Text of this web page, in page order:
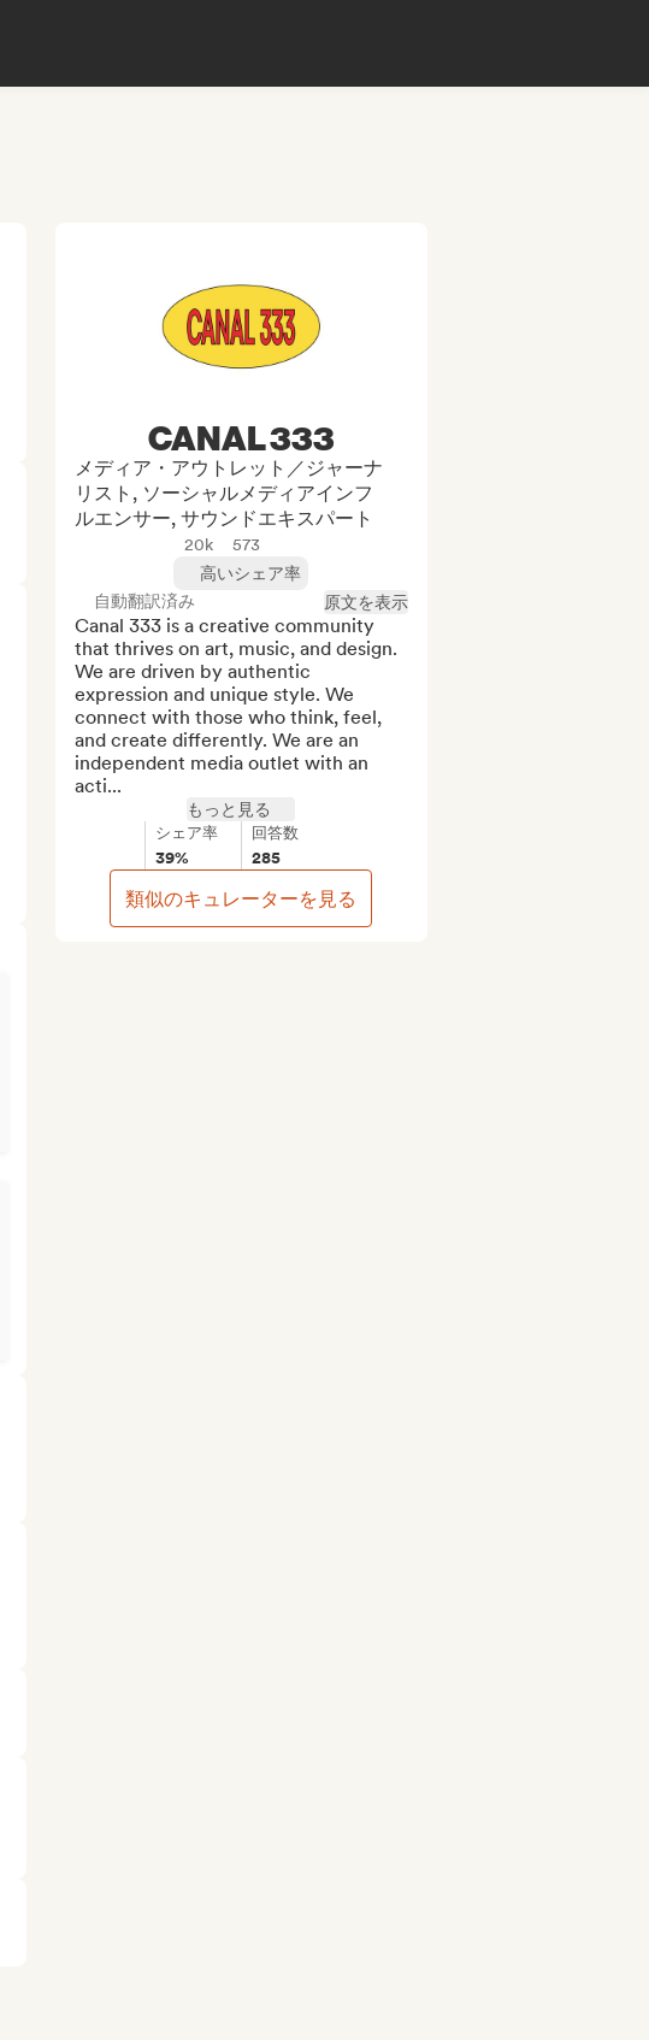
CANAL 333
メディア・アウトレット／ジャーナ
リスト, ソーシャルメディアインフ
ルエンサー, サウンドエキスパート
20k
573
高いシェア率
自動翻訳済み
原文を表示
Canal 333 is a creative community
that thrives on art, music, and design.
We are driven by authentic
expression and unique style. We
connect with those who think, feel,
and create differently. We are an
independent media outlet with an
acti...
もっと見る
シェア率
39%
回答数
285
類似のキュレーターを見る